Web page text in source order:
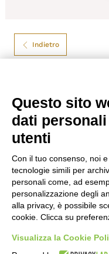
Indietro
Capovilla
CAPOVILLA
Tipo
Grappa
Formato
70
Gradazione
Nazione
Italia
Regione
Veneto
€34,00
Questo sito
dati
utenti
Con il tuo consenso, noi
tecnologie simili per
personali come, ad
personalizzazione degli
alla privacy, è possibile
cookie. Clicca su
Visualizza la Cookie